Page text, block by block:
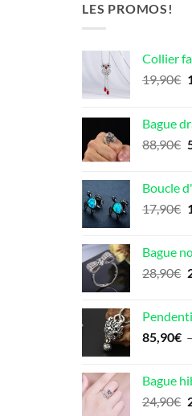
LES PROMOS!
Collier
19,90€
Bague
88,90€
Boucle
17,90€
Bague
28,90€
85,90€ –
Bague
24,90€